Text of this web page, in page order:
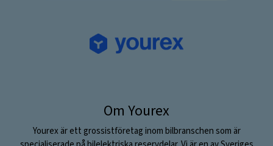
Om Yourex
Yourex är ett grossistföretag inom bilbranschen som är